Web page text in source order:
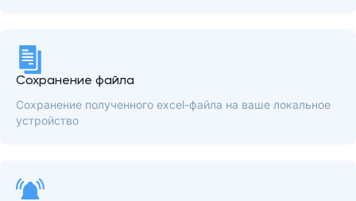
Сохранение файла
Сохранение полученного excel-файла на ваше локальное
устройство